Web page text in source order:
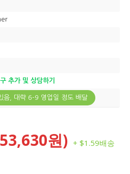
추가 및 상담하기
음, 대략 6-9 영업일 정도 배달
원) + $1.59배송